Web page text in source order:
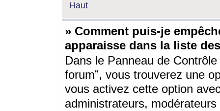
Haut
» Comment puis-je
apparaisse dans la liste
Dans le Panneau de
forum”, vous trouverez une
vous activez cette option
administrateurs,